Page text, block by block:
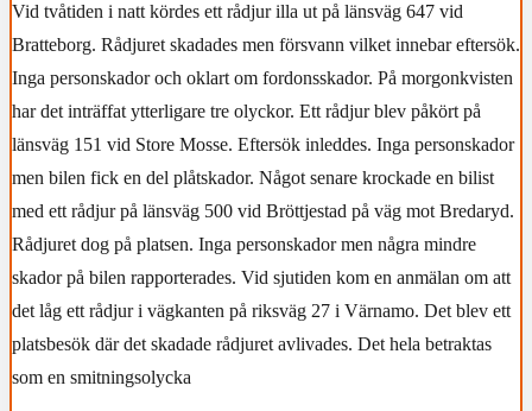
Vid tvåtiden i natt kördes ett rådjur illa ut på länsväg 647 vid
Bratteborg. Rådjuret skadades men försvann vilket innebar eftersök.
Inga personskador och oklart om fordonsskador. På morgonkvisten
har det inträffat ytterligare tre olyckor. Ett rådjur blev påkört på
länsväg 151 vid Store Mosse. Eftersök inleddes. Inga personskador
men bilen fick en del plåtskador. Något senare krockade en bilist
med ett rådjur på länsväg 500 vid Bröttjestad på väg mot Bredaryd.
Rådjuret dog på platsen. Inga personskador men några mindre
skador på bilen rapporterades. Vid sjutiden kom en anmälan om att
det låg ett rådjur i vägkanten på riksväg 27 i Värnamo. Det blev ett
platsbesök där det skadade rådjuret avlivades. Det hela betraktas
som en smitningsolycka